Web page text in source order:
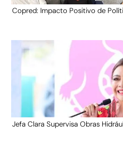
Copred: Impacto Positivo de
Jefa Clara Supervisa Obras